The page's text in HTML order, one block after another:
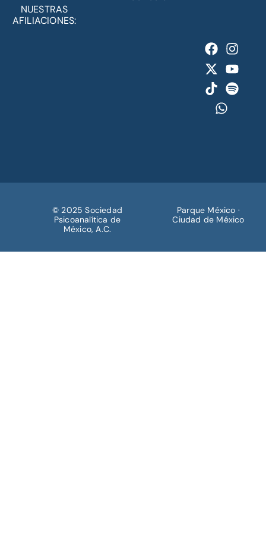
NUESTRAS
AFILIACIONES:
© 2025 Sociedad
Psicoanalítica de
México, A.C.
Parque México ·
Ciudad de México